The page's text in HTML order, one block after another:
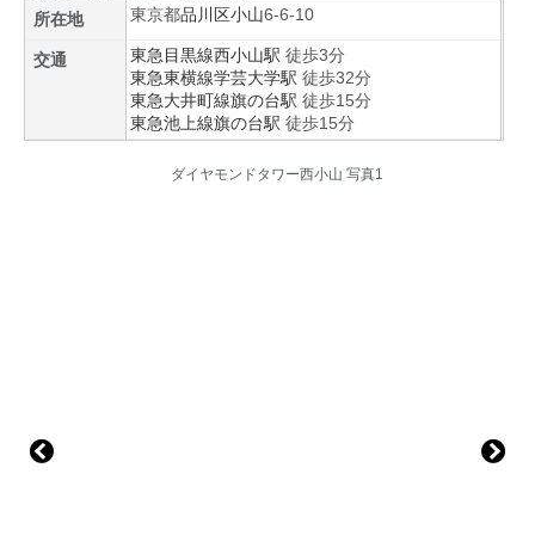
所在地
東京都品川区小山6-6-10
交通 東急目黒線西小山駅 徒歩3分
東急東横線学芸大学駅 徒歩32分
東急大井町線旗の台駅 徒歩15分
東急池上線旗の台駅 徒歩15分